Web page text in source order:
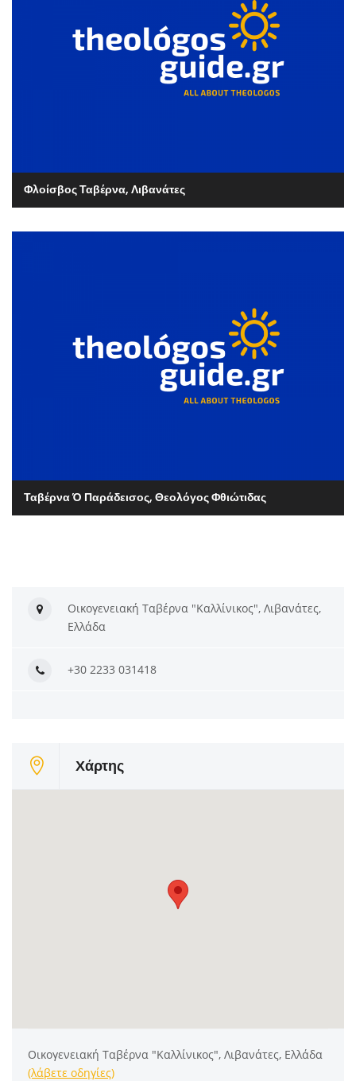
Φλοίσβος Ταβέρνα, Λιβανάτες
Ταβέρνα Ό Παράδεισος, Θεολόγος Φθιώτιδας
Οικογενειακή Ταβέρνα "Καλλίνικος", Λιβανάτες,
Ελλάδα
+30 2233 031418
Χάρτης
Οικογενειακή Ταβέρνα "Καλλίνικος", Λιβανάτες, Ελλάδα
(λάβετε οδηγίες)